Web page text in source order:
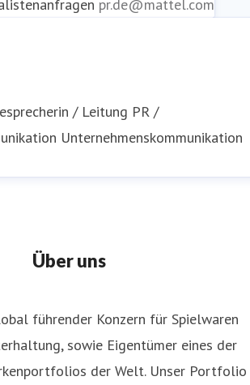
pr.de@mattel.com
/ Leitung PR /
Unternehmenskommunikation
Über uns
führender Konzern für Spielwaren
sowie Eigentümer eines der
der Welt. Unser Portfolio